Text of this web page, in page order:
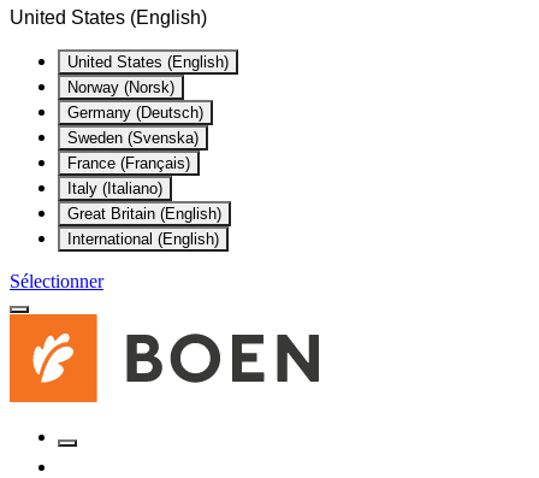
United States (English)
United States (English)
Norway (Norsk)
Germany (Deutsch)
Sweden (Svenska)
France (Français)
Italy (Italiano)
Great Britain (English)
International (English)
Sélectionner